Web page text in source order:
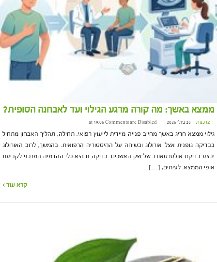
ממצא באשך: מה קורה מרגע הגילוי ועד לאבחנה הסופית?
צרכנות 26 ביולי 2026 at 19:06 Comments are Disabled
גילוי ממצא חריג באשך מחייב פנייה מיידית לייעוץ רפואי. תחילה, תהליך האבחון מתחיל
בבדיקה גופנית אצל אורולוג ובשיחה על ההיסטוריה הרפואית. בהמשך, לרוב האורולוג
יבצע בדיקת אולטרסאונד של שק האשכים. בדיקה זו היא כלי ההדמיה המרכזי לקביעת
אופי הממצא. לעיתים, […]
קרא עוד ›